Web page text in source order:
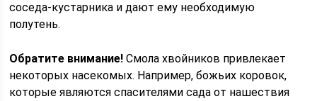
соседа-кустарника и дают ему необходимую
полутень.
Обратите внимание! Смола хвойников привлекает
некоторых насекомых. Например, божьих коровок,
которые являются спасителями сада от нашествия